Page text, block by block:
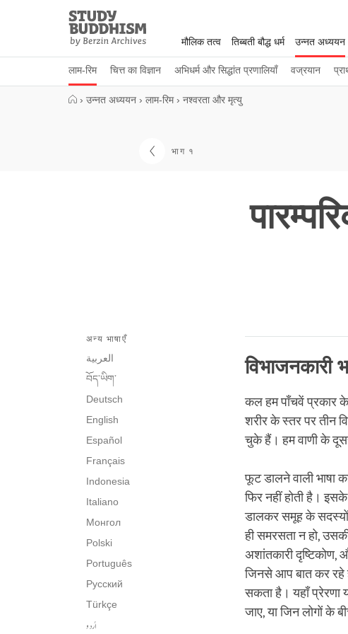
Study
Buddhism
Home
मौलिक तत्व तिब्बती बौद्ध धर्म उन्नत अध्ययन
लाम-रिम चित्त का विज्ञान अभिधर्म और सिद्धांत प्रणालियाँ वज्रयान
› उन्नत अध्ययन › लाम-रिम › नश्वरता और मृत्यु
भाग १
अन्य भाषाएँ
العربية
བོད་ཡིག་
Deutsch
English
Español
Français
Indonesia
Italiano
Монгол
Polski
Português
Русский
Türkçe
اُردو
कल हम पाँचवें प्रकार के
शरीर के स्तर पर तीन
चुके हैं। हम वाणी के दूसरे
फूट डालने वाली भाषा
फिर नहीं होती है।
डालकर समूह के
ही समरसता न हो,
अशांतकारी दृष्टिकोण,
जिनसे आप बात कर रहे
सकता है। यहाँ प्रेरणा
जाए, या जिन लोगों के